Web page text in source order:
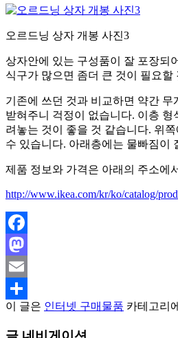
오르드닝 상자 개봉 사진3
상자안에 있는 구성품이 잘 포장되
식구가 많으면 좀더 큰 것이 필요
기존에 쓰던 것과 비교하면 약간
받혀주니 걱정이 없습니다. 이층
려놓는 것이 좋을 것 같습니다. 위
수 있습니다. 아래층에는 물빠짐이
제품 정보와 가격은 아래의 주소에
http://www.ikea.com/kr/ko/catalog/
Facebook
Mastodon
Email
Share
이 글은 인터넷 구매물품 카테고리